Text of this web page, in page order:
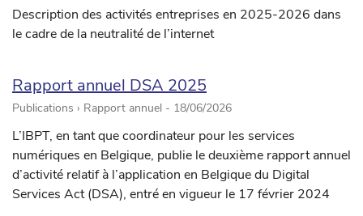
Description des activités entreprises en 2025-2026 dans
le cadre de la neutralité de l’internet
Rapport annuel DSA 2025
Publications › Rapport annuel - 18/06/2026
L’IBPT, en tant que coordinateur pour les services
numériques en Belgique, publie le deuxième rapport annuel
d’activité relatif à l’application en Belgique du Digital
Services Act (DSA), entré en vigueur le 17 février 2024